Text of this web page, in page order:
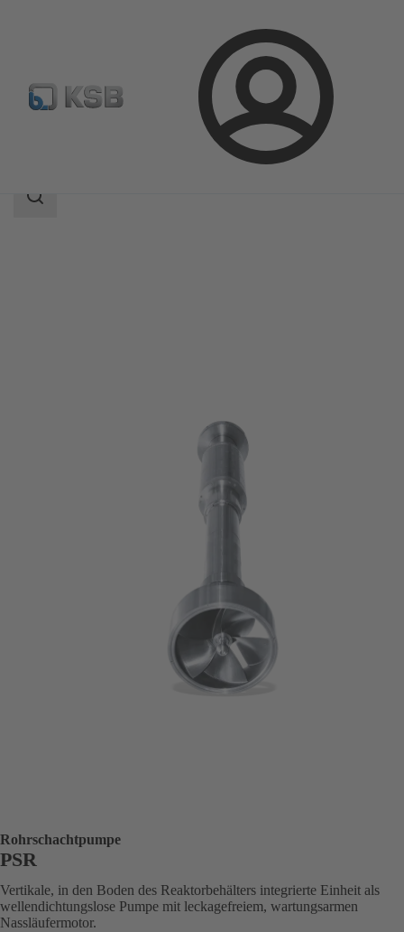
Login
PSR
Suchbereich
Rohrschachtpumpe
PSR
Vertikale, in den Boden des Reaktorbehälters integrierte Einheit als
wellendichtungslose Pumpe mit leckagefreiem, wartungsarmen
Nassläufermotor.